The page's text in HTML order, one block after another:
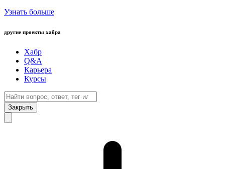
Узнать больше
другие проекты хабра
Хабр
Q&A
Карьера
Курсы
Закрыть